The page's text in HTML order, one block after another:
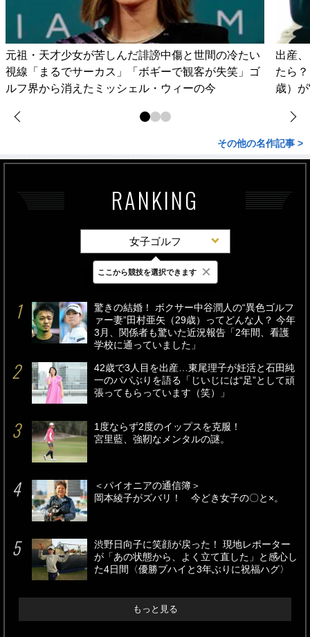
元祖・天才少女が苦しんだ誹謗中傷と世間の冷たい
視線「まるでサーカス」「ボギーで観客が失笑」ゴ
ルフ界から消えたミッシェル・ウィーの今
出産
たら
歳）
その他の名作記事 >
RANKING
女子ゴルフ
最新 24時間 週間
驚きの結婚！ ボクサー中谷潤人の“異色ゴルフ
ァー妻”田村亜矢（29歳）ってどんな人？ 今年
3月、関係者も驚いた近況報告「2年間、看護
学校に通っていました」
42歳で3人目を出産…東尾理子が妊活と石田純
一のパパぶりを語る「じいじには“足”として頑
張ってもらっています（笑）」
1度ならず2度のイップスを克服！
宮里藍、強靭なメンタルの謎。
＜パイオニアの通信簿＞
岡本綾子がズバリ！ 今どき女子の〇と×。
渋野日向子に笑顔が戻った！ 現地レポーター
が「あの状態から、よく立て直した」と感心し
た4日間〈優勝ブハイと3年ぶりに祝福ハグ〉
もっと見る
ここから競技を選択できます ×